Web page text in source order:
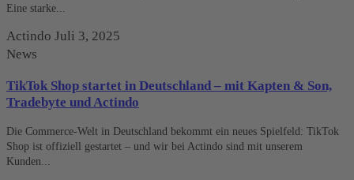
Eine starke...
Actindo Juli 3, 2025
News
TikTok Shop startet in Deutschland – mit Kapten & Son,
Tradebyte und Actindo
Die Commerce-Welt in Deutschland bekommt ein neues Spielfeld: TikTok
Shop ist offiziell gestartet – und wir bei Actindo sind mit unserem
Kunden...